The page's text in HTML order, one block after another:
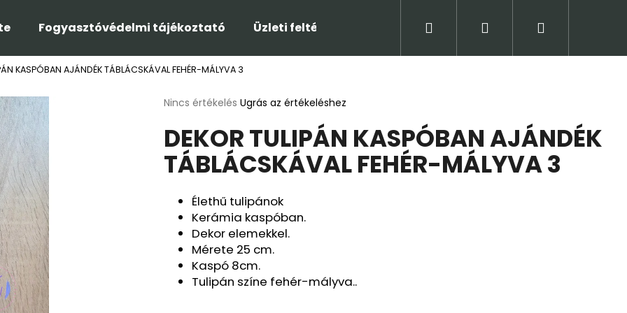
Fogyasztóvédelmi tájékoztató Üzleti feltételek (ÁSZF) Adatkezelési tájékoztató
Keresés Bejelentkezés
KASPÓBAN AJÁNDÉK TÁBLÁCSKÁVAL FEHÉR-MÁLYVA 3
A
átlagos
értékelése
5-
csillag.
Nincs értékelés Ugrás az értékeléshez
DEKOR TULIPÁN KASPÓBAN AJÁNDÉK
TÁBLÁCSKÁVAL FEHÉR-MÁLYVA 3
Élethű tulipánok
Kerámia kaspóban.
Dekor elemekkel.
Mérete 25 cm.
Kaspó 8cm.
Tulipán színe fehér-mályva..
Mit keres?
KERESÉS